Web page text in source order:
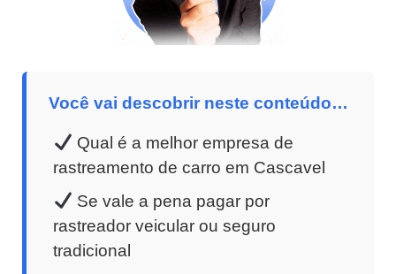
Você vai descobrir neste conteúdo…
Qual é a melhor empresa de
rastreamento de carro em Cascavel
Se vale a pena pagar por
rastreador veicular ou seguro
tradicional